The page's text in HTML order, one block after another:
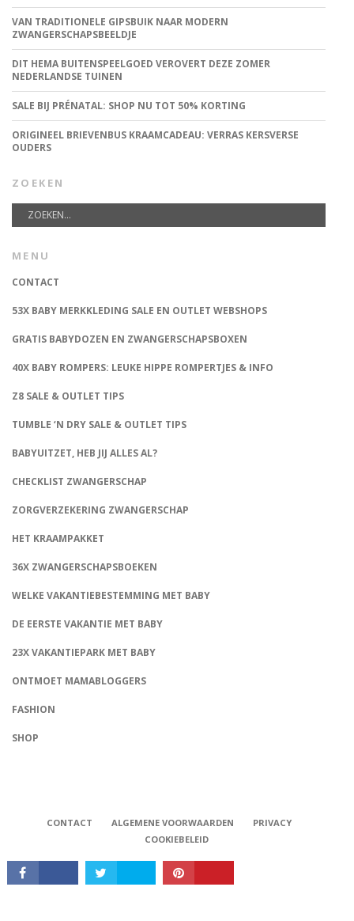
VAN TRADITIONELE GIPSBUIK NAAR MODERN
ZWANGERSCHAPSBEELDJE
DIT HEMA BUITENSPEELGOED VEROVERT DEZE ZOMER
NEDERLANDSE TUINEN
SALE BIJ PRÉNATAL: SHOP NU TOT 50% KORTING
ORIGINEEL BRIEVENBUS KRAAMCADEAU: VERRAS KERSVERSE
OUDERS
ZOEKEN
MENU
CONTACT
53X BABY MERKKLEDING SALE EN OUTLET WEBSHOPS
GRATIS BABYDOZEN EN ZWANGERSCHAPSBOXEN
40X BABY ROMPERS: LEUKE HIPPE ROMPERTJES & INFO
Z8 SALE & OUTLET TIPS
TUMBLE ‘N DRY SALE & OUTLET TIPS
BABYUITZET, HEB JIJ ALLES AL?
CHECKLIST ZWANGERSCHAP
ZORGVERZEKERING ZWANGERSCHAP
HET KRAAMPAKKET
36X ZWANGERSCHAPSBOEKEN
WELKE VAKANTIEBESTEMMING MET BABY
DE EERSTE VAKANTIE MET BABY
23X VAKANTIEPARK MET BABY
ONTMOET MAMABLOGGERS
FASHION
SHOP
CONTACT ALGEMENE VOORWAARDEN
PRIVACY
COOKIEBELEID
Babystraatje.nl, Copyright © 2019